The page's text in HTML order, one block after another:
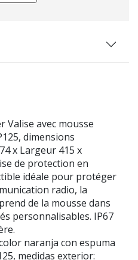
Valise avec mousse
dimensions
x Largeur 415 x
de protection en
idéale pour protéger
radio, la
de la mousse dans
personnalisables. IP67
naranja con espuma
medidas exterior: